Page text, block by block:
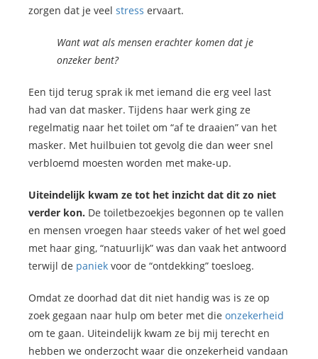
zorgen dat je veel stress ervaart.
Want wat als mensen erachter komen dat je
onzeker bent?
Een tijd terug sprak ik met iemand die erg veel last
had van dat masker. Tijdens haar werk ging ze
regelmatig naar het toilet om “af te draaien” van het
masker. Met huilbuien tot gevolg die dan weer snel
verbloemd moesten worden met make-up.
Uiteindelijk kwam ze tot het inzicht dat dit zo niet
verder kon. De toiletbezoekjes begonnen op te vallen
en mensen vroegen haar steeds vaker of het wel goed
met haar ging, “natuurlijk” was dan vaak het antwoord
terwijl de paniek voor de “ontdekking” toesloeg.
Omdat ze doorhad dat dit niet handig was is ze op
zoek gegaan naar hulp om beter met die onzekerheid
om te gaan. Uiteindelijk kwam ze bij mij terecht en
hebben we onderzocht waar die onzekerheid vandaan